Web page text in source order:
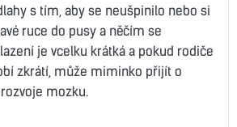
s tím, aby se neušpinilo nebo si
ruce do pusy a něčím se
je vcelku krátká a pokud rodiče
zkrátí, může miminko přijít o
mozku.